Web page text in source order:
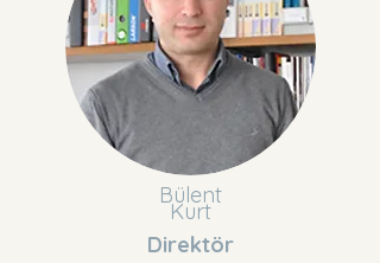
Bülent
Kurt
Direktör